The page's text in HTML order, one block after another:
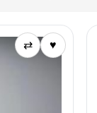
⇄ ♥